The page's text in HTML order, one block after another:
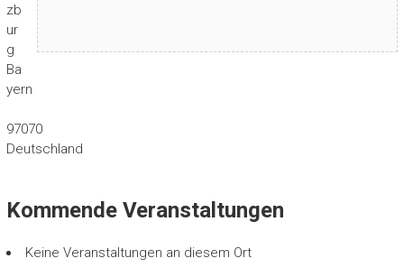
zb
ur
g
Ba
yern
97070
Deutschland
Kommende Veranstaltungen
Keine Veranstaltungen an diesem Ort